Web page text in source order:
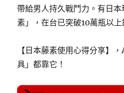
帶給男人持久戰鬥力。有日
素」，在台已突破10萬瓶以上
【日本藤素使用心得分享】
具」都靠它！